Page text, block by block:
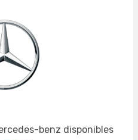
benz disponibles